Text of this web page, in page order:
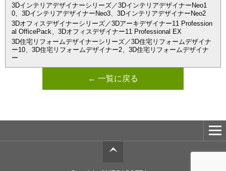
3Dインテリアデザイナーシリーズ／3DインテリアデザイナーNeo1
0、3DインテリアデザイナーNeo3、3DインテリアデザイナーNeo2
3Dオフィスデザイナーシリーズ／3Dアーキデザイナー11 Profession
al OfficePack、3Dオフィスデザイナー11 Professional EX
3D住宅リフォームデザイナーシリーズ／3D住宅リフォームデザイナ
ー10、3D住宅リフォームデザイナー2、3D住宅リフォームデザイナ
ー
← 一覧に戻る